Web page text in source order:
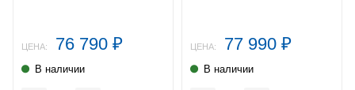
ЦЕНА: 76 790 ₽
В наличии
ЦЕНА: 77 990 ₽
В наличии